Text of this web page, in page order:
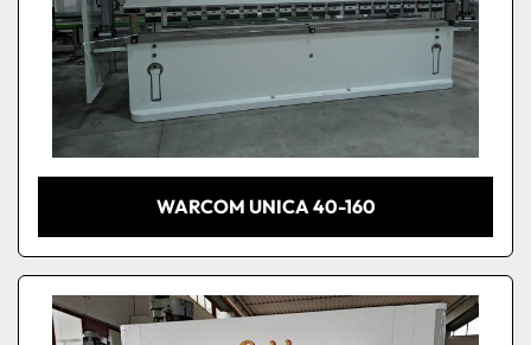
WARCOM UNICA 40-160